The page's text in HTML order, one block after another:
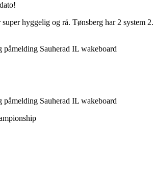
hyggelig og rå. Tønsberg har 2 system
Sauherad IL wakeboard
Sauherad IL wakeboard